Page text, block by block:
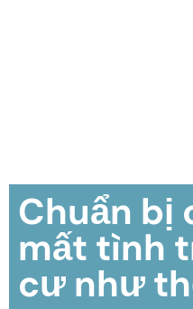
Chuẩn bị
mất tình
cư như